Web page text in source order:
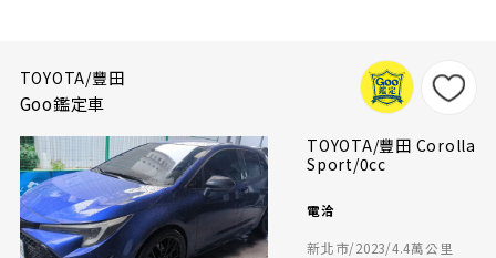
TOYOTA/豐田
Goo鑑定車
TOYOTA/豐田 Corolla
Sport/0cc
電洽
新北市/2023/4.4萬公里